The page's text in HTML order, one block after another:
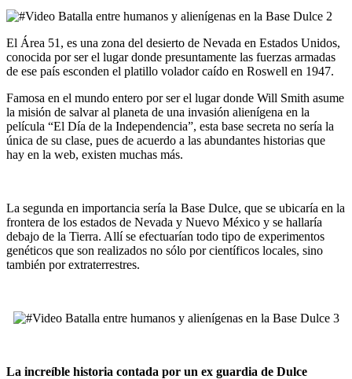
El Área 51, es una zona del desierto de Nevada en Estados Unidos,
conocida por ser el lugar donde presuntamente las fuerzas armadas
de ese país esconden el platillo volador caído en Roswell en 1947.
Famosa en el mundo entero por ser el lugar donde Will Smith asume
la misión de salvar al planeta de una invasión alienígena en la
película “El Día de la Independencia”, esta base secreta no sería la
única de su clase, pues de acuerdo a las abundantes historias que
hay en la web, existen muchas más.
La segunda en importancia sería la Base Dulce, que se ubicaría en la
frontera de los estados de Nevada y Nuevo México y se hallaría
debajo de la Tierra. Allí se efectuarían todo tipo de experimentos
genéticos que son realizados no sólo por científicos locales, sino
también por extraterrestres.
La increíble historia contada por un ex guardia de Dulce